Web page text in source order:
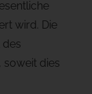
wird. Die
des
soweit dies